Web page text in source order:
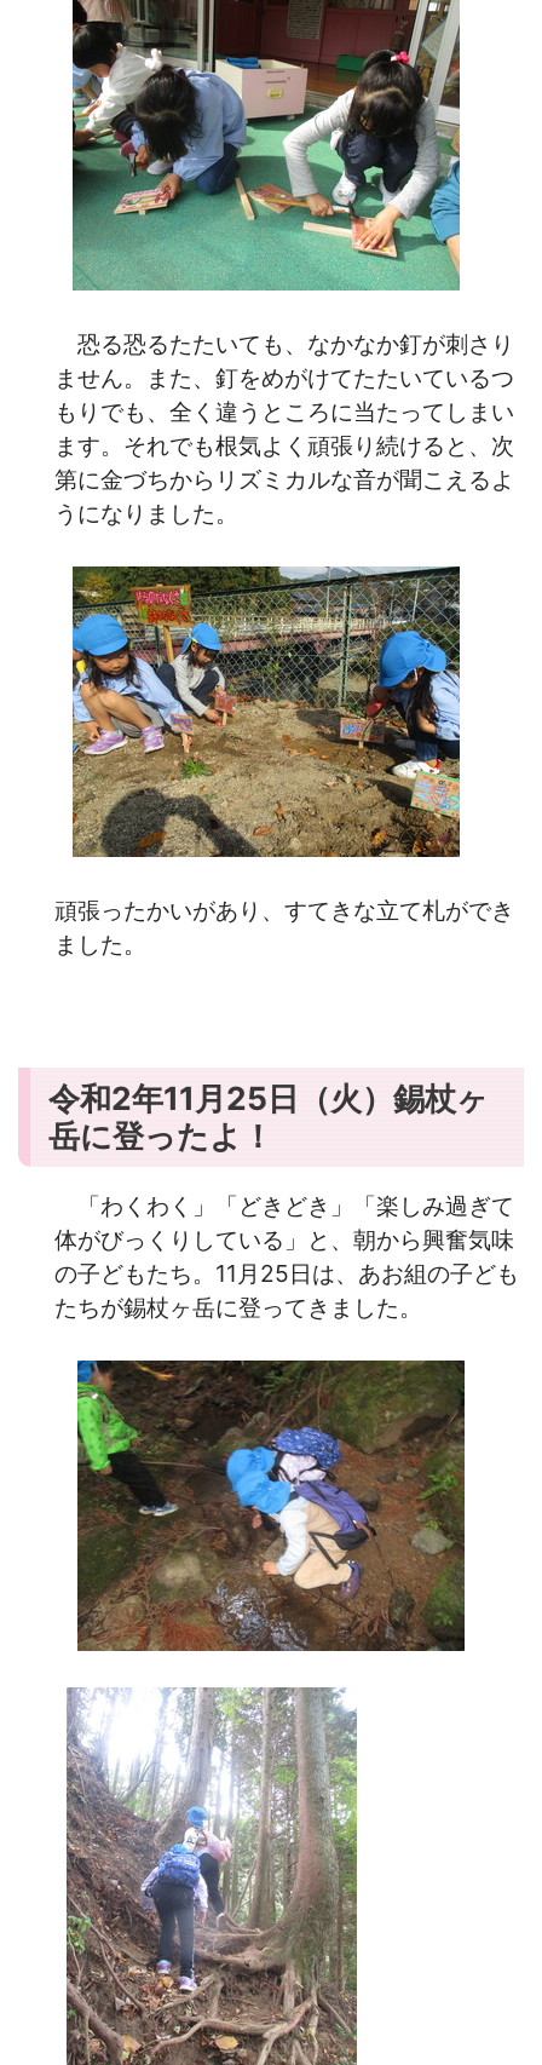
恐る恐るたたいても、なかなか釘が刺さり
ません。また、釘をめがけてたたいているつ
もりでも、全く違うところに当たってしまい
ます。それでも根気よく頑張り続けると、次
第に金づちからリズミカルな音が聞こえるよ
うになりました。
頑張ったかいがあり、すてきな立て札ができ
ました。
令和2年11月25日（火）錫杖ヶ
岳に登ったよ！
「わくわく」「どきどき」「楽しみ過ぎて
体がびっくりしている」と、朝から興奮気味
の子どもたち。11月25日は、あお組の子ども
たちが錫杖ヶ岳に登ってきました。